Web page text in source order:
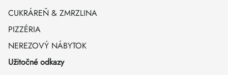
CUKRÁREŇ & ZMRZLINA
PIZZÉRIA
NEREZOVÝ NÁBYTOK
Užitočné odkazy